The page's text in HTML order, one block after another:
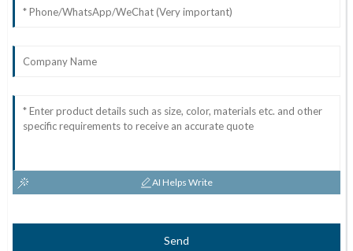
AI Helps Write
Send